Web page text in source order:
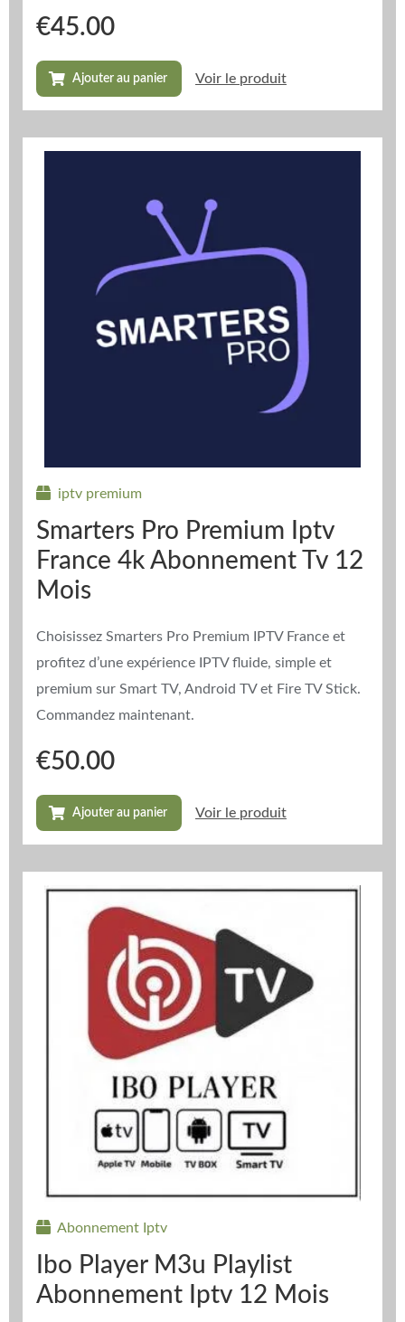
€45.00
Ajouter au panier Voir le produit
iptv premium
Smarters Pro Premium Iptv
France 4k Abonnement Tv 12
Mois
Choisissez Smarters Pro Premium IPTV France et
profitez d’une expérience IPTV fluide, simple et
premium sur Smart TV, Android TV et Fire TV Stick.
Commandez maintenant.
€50.00
Ajouter au panier Voir le produit
Abonnement Iptv
Ibo Player M3u Playlist
Abonnement Iptv 12 Mois